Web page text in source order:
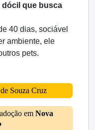
dócil que busca
40 dias, sociável
ambiente, ele
pets.
Souza Cruz
em Nova